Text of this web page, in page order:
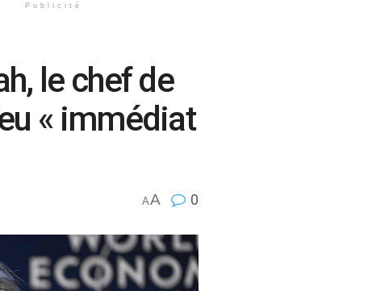
Publicité
le chef de
« immédiat
AA 0